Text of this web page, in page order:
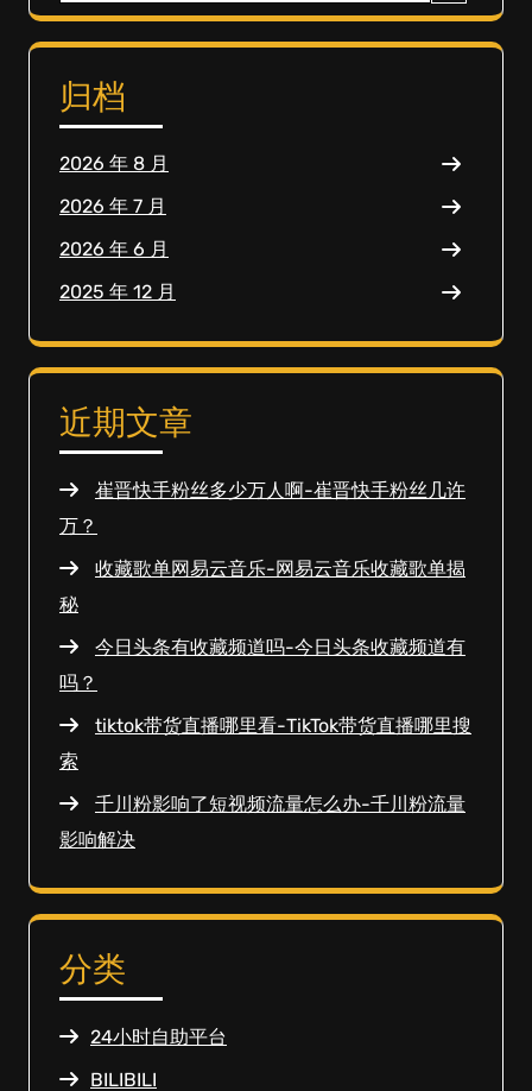
索：
归档
2026 年 8 月
2026 年 7 月
2026 年 6 月
2025 年 12 月
近期文章
崔晋快手粉丝多少万人啊-崔晋快手粉丝几许
万？
收藏歌单网易云音乐-网易云音乐收藏歌单揭
秘
今日头条有收藏频道吗-今日头条收藏频道有
吗？
tiktok带货直播哪里看-TikTok带货直播哪里搜
索
千川粉影响了短视频流量怎么办-千川粉流量
影响解决
分类
24小时自助平台
BILIBILI